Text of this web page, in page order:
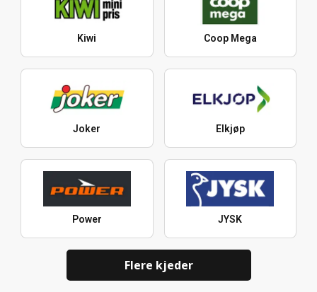
Kiwi Coop Mega
Joker Elkjøp
Power JYSK
Flere kjeder